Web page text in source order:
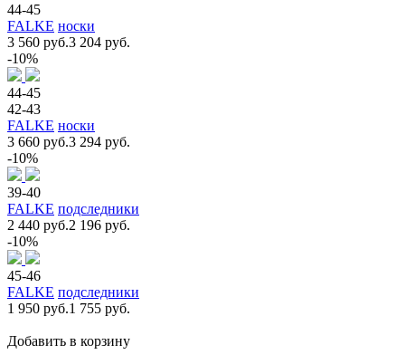
44-45
FALKE носки
3 560 руб.3 204 руб.
-10%
44-45
42-43
FALKE носки
3 660 руб.3 294 руб.
-10%
39-40
FALKE подследники
2 440 руб.2 196 руб.
-10%
45-46
FALKE подследники
1 950 руб.1 755 руб.
Добавить в корзину